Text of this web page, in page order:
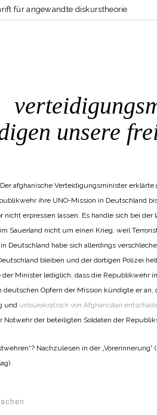
für angewandte diskurstheorie
unsere
Der afghanische Verteidigungsminister
ihre UNO-Mission in Deutschland
nicht erpressen lassen. Es handle sich bei
Sauerland nicht um einen Krieg. weil
Deutschland habe sich allerdings
bleiben und der dortigen Polizei
der Minister lediglich, dass die Republikwehr
deutschen Opfern der Mission kündigte er
und unbürokratisch von Afghanistan
Notwehr der beteiligten Soldaten der
Nachzulesen in der